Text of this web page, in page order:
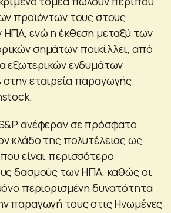
προϊόντων τους στους
ενώ η έκθεση μεταξύ των
σημάτων ποικίλλει, από
εξωτερικών ενδυμάτων
εταιρεία παραγωγής
ανέφεραν σε πρόσφατο
κλάδο της πολυτέλειας ως
είναι περισσότερο
δασμούς των ΗΠΑ, καθώς οι
περιορισμένη δυνατότητα
παραγωγή τους στις Ηνωμένες